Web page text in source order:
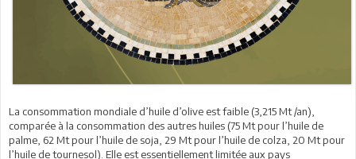
La consommation mondiale d’huile d’olive est faible (3,215 Mt /an),
comparée à la consommation des autres huiles (75 Mt pour l’huile de
palme, 62 Mt pour l’huile de soja, 29 Mt pour l’huile de colza, 20 Mt pour
l’huile de tournesol). Elle est essentiellement limitée aux pays